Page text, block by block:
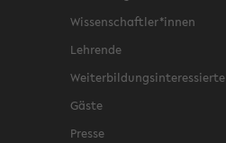
Wissenschaftler*innen
Lehrende
Weiterbildungsinteressierte
Gäste
Presse